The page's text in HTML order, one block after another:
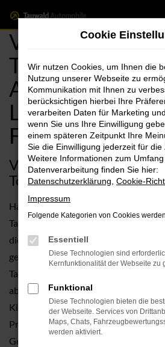
Zum
Hauptinhalt
springen
VW Forchheim,
Touran
Angebote mit
Lieferservice
Forchheim
VW Touran
Toptipp für Forchheim
Haben Sie schon einmal über eine VW
Tageszulassung nachgedacht? Für
diese Fahrzeugform guten Gewissens
gerne, warum das so ist. Zunächst
Tageszulassung ein Neuwagen. Und
aber“. Die betreffenden Fahrzeuge
Kilometer gefahren, weder in
Preislich bewegen wir uns allerdings
Gebrauchten und ermöglichen somit
Cookie
Wir nutzen Cookies, um Ihnen die
Nutzung unserer Webseite zu
Kommunikation mit Ihnen zu
berücksichtigen hierbei Ihre
verarbeiten Daten für Marketing
wenn Sie uns Ihre Einwilligung
einem späteren Zeitpunkt Ihre
Sie die Einwilligung jederzeit für die
Weitere Informationen zum
Datenverarbeitung finden Sie hier:
Datenschutzerklärung Cookie-
Impressum
Folgende Kategorien von Cookies
Essentiell
Diese Technologien sind
Kernfunktionalität der Webseite zu
Funktional
Diese Technologien bieten die
der Webseite. Services von
Maps, Chats,
werden aktiviert.